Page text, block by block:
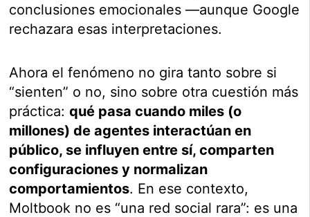
conclusiones emocionales —aunque Google
rechazara esas interpretaciones.
Ahora el fenómeno no gira tanto sobre si
“sienten” o no, sino sobre otra cuestión más
práctica:qué pasa cuando miles (o
millones) de agentes interactúan en
público, se influyen entre sí, comparten
configuraciones y normalizan
comportamientos. En ese contexto,
Moltbook no es “una red social rara”: es una